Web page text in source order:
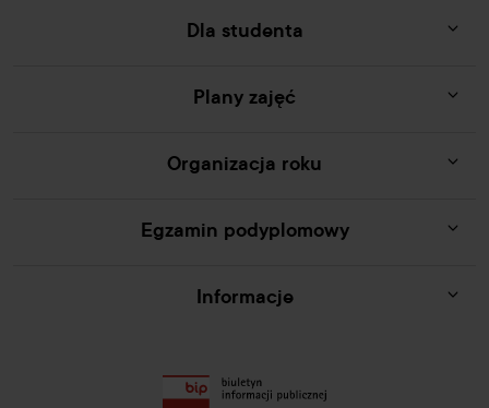
Dla studenta
Plany zajęć
Organizacja roku
Egzamin podyplomowy
Informacje